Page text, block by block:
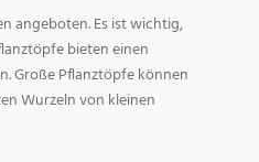
angeboten. Es ist wichtig,
bieten einen
Große Pflanztöpfe können
Wurzeln von kleinen